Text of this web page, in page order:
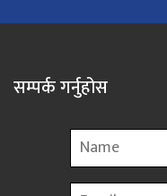
सम्पर्क गर्नुहोस
Name